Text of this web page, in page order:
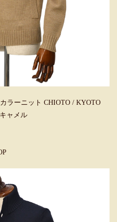
ラーニット CHIOTO / KYOTO
ャメル